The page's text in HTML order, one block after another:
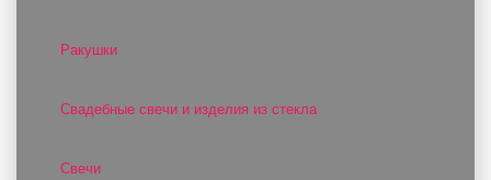
Ракушки
Свадебные свечи и изделия из стекла
Свечи